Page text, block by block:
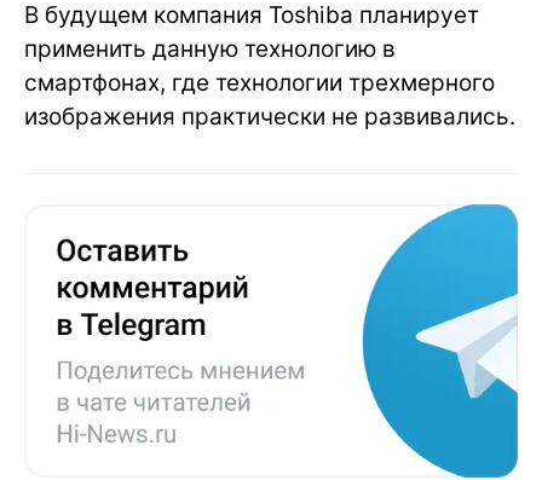
В будущем компания Toshiba планирует
применить данную технологию в
смартфонах, где технологии трехмерного
изображения практически не развивались.